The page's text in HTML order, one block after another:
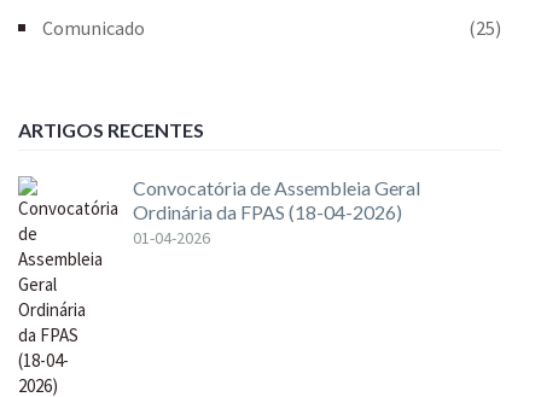
Comunicado
(25)
ARTIGOS RECENTES
Convocatória de Assembleia Geral
Ordinária da FPAS (18-04-2026)
01-04-2026